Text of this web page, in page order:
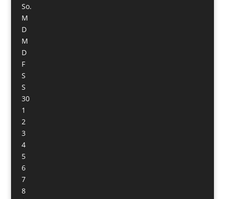
So.
M
D
M
D
F
S
S
30
1
2
3
4
5
6
7
8